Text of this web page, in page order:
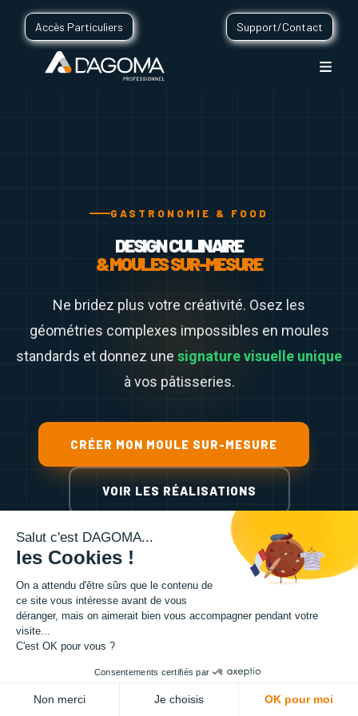
Accès Particuliers Support/Contact
GASTRONOMIE & FOOD
DESIGN CULINAIRE
& MOULES SUR-MESURE
Ne bridez plus votre créativité. Osez les
géométries complexes impossibles en moules
standards et donnez une signature visuelle unique
à vos pâtisseries.
CRÉER MON MOULE SUR-MESURE
VOIR LES RÉALISATIONS
Salut c'est DAGOMA...
les Cookies !
On a attendu d'être sûrs que le contenu de
ce site vous intéresse avant de vous
déranger, mais on aimerait bien vous accompagner pendant votre
visite...
C'est OK pour vous ?
Consentements certifiés par
Non merci Je choisis OK pour moi